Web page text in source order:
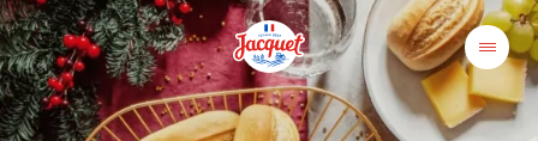
Skip
to
content
Pains
Jacquet
Champs
libres
Menu